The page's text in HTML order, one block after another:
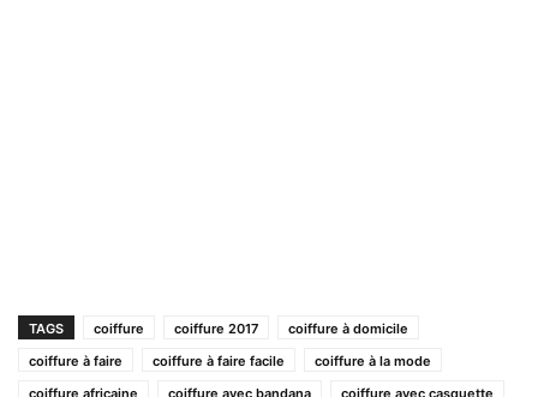
TAGS coiffure coiffure 2017
coiffure à domicile
coiffure à faire
coiffure à faire facile
coiffure à la mode